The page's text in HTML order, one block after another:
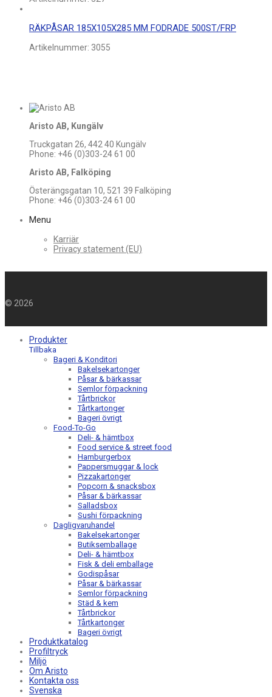
RÄKPÅSAR 185X105X285 MM FODRADE 500ST/FRP
Artikelnummer: 3055
Aristo AB, Kungälv
Truckgatan 26, 442 40 Kungälv
Phone: +46 (0)303-24 61 00
Aristo AB, Falköping
Österängsgatan 10, 521 39 Falköping
Phone: +46 (0)303-24 61 00
Menu
Karriär
Privacy statement (EU)
© 2026
Produkter
Tillbaka
Bageri & Konditori
Bakelsekartonger
Påsar & bärkassar
Semlor förpackning
Tårtbrickor
Tårtkartonger
Bageri övrigt
Food-To-Go
Deli- & hämtbox
Food service & street food
Hamburgerbox
Pappersmuggar & lock
Pizzakartonger
Popcorn & snacksbox
Påsar & bärkassar
Salladsbox
Sushi förpackning
Dagligvaruhandel
Bakelsekartonger
Butiksemballage
Deli- & hämtbox
Fisk & deli emballage
Godispåsar
Påsar & bärkassar
Semlor förpackning
Städ & kem
Tårtbrickor
Tårtkartonger
Bageri övrigt
Produktkatalog
Profiltryck
Miljö
Om Aristo
Kontakta oss
Svenska